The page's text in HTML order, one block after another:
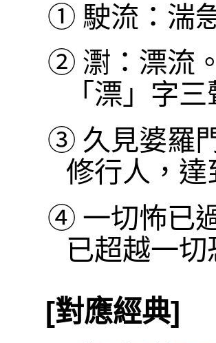
① 駛流：湍
② 㵱：漂流
「漂」字
③ 久見婆羅
修行人，
④ 一切怖已
已超越一
[對應經典]